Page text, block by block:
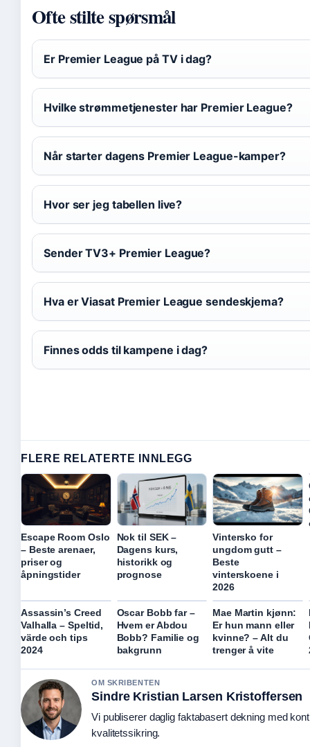
Ofte stilte spørsmål
Er Premier League på TV i dag?
Hvilke strømmetjenester har Premier League?
Når starter dagens Premier League-kamper?
Hvor ser jeg tabellen live?
Sender TV3+ Premier League?
Hva er Viasat Premier League sendeskjema?
Finnes odds til kampene i dag?
FLERE RELATERTE INNLEGG
Escape Room Oslo
– Beste arenaer,
priser og
åpningstider
Nok til SEK –
Dagens kurs,
historikk og
prognose
Vintersko for
ungdom gutt –
Beste
vinterskoene i
2026
Assassin’s Creed
Valhalla – Speltid,
värde och tips
2024
Oscar Bobb far –
Hvem er Abdou
Bobb? Familie og
bakgrunn
Mae Martin kjønn:
Er hun mann eller
kvinne? – Alt du
trenger å vite
OM SKRIBENTEN
Sindre Kristian Larsen Kristoffersen
Vi publiserer daglig faktabasert dekning med
kvalitetssikring.